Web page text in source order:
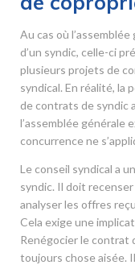
Au cas où
d’un syndic, celle-ci
plusieurs projets de
syndical. En réalité, la
de contrats de syndic
l’assemblée générale
concurrence ne
Le conseil syndical a
syndic. Il doit
analyser les offres
Cela exige une
Renégocier le contrat
toujours chose aisée.